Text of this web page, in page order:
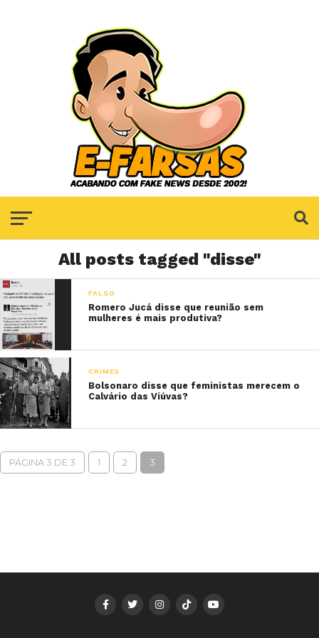
All posts tagged "disse"
FALSO
Romero Jucá disse que reunião sem
mulheres é mais produtiva?
CRIMES
Bolsonaro disse que feministas merecem o
Calvário das Viúvas?
PÁGINA 3 DE 3 1 2 3